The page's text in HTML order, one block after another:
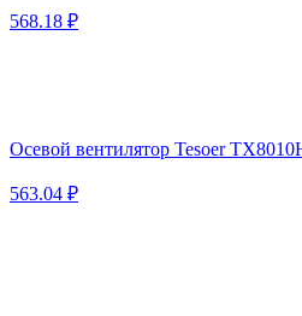
568.18 ₽
Осевой вентилятор Tesoer
563.04 ₽